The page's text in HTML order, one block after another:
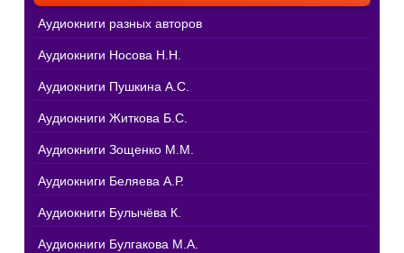
Аудиокниги разных авторов
Аудиокниги Носова Н.Н.
Аудиокниги Пушкина А.С.
Аудиокниги Житкова Б.С.
Аудиокниги Зощенко М.М.
Аудиокниги Беляева А.Р.
Аудиокниги Булычёва К.
Аудиокниги Булгакова М.А.